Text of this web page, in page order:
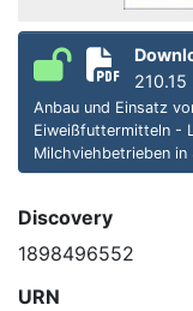
210.15
Anbau und Einsatz
Eiweißfuttermitteln -
Milchviehbetrieben in
Discovery
1898496552
URN